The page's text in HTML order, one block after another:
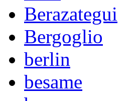
Berazategui
Bergoglio
berlin
besame